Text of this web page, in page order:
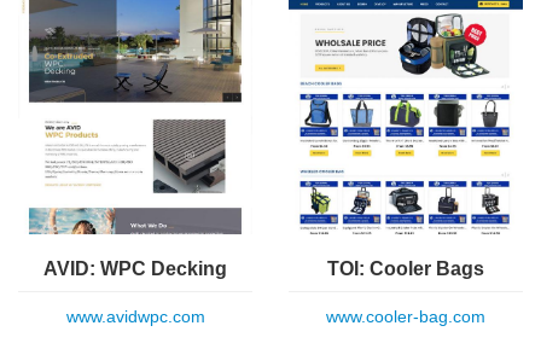
AVID: WPC Decking
www.avidwpc.com
TOI: Cooler Bags
www.cooler-bag.com